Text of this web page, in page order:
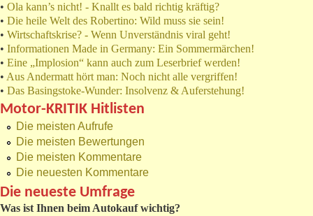
• Ola kann’s nicht! - Knallt es bald richtig kräftig?
• Die heile Welt des Robertino: Wild muss sie sein!
• Wirtschaftskrise? - Wenn Unverständnis viral geht!
• Informationen Made in Germany: Ein Sommermärchen!
• Eine „Implosion“ kann auch zum Leserbrief werden!
• Aus Andermatt hört man: Noch nicht alle vergriffen!
• Das Basingstoke-Wunder: Insolvenz & Auferstehung!
Motor-KRITIK Hitlisten
Die meisten Aufrufe
Die meisten Bewertungen
Die meisten Kommentare
Die neuesten Kommentare
Die neueste Umfrage
Was ist Ihnen beim Autokauf wichtig?